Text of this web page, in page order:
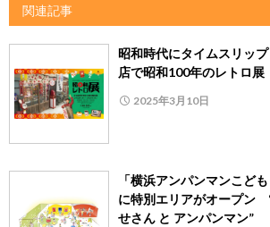
関連記事
昭和時代にタイムスリッ
店で昭和100年のレトロ展
2025年3月10日
「横浜アンパンマンこど
に特別エリアがオープン
せさん と アンパンマン”